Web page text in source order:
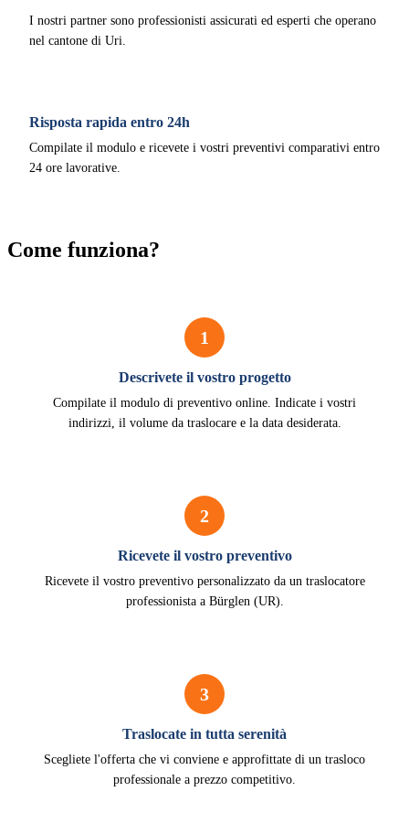
I nostri partner sono professionisti assicurati ed esperti che operano
nel cantone di Uri.
Risposta rapida entro 24h
Compilate il modulo e ricevete i vostri preventivi comparativi entro
24 ore lavorative.
Come funziona?
1
Descrivete il vostro progetto
Compilate il modulo di preventivo online. Indicate i vostri
indirizzi, il volume da traslocare e la data desiderata.
2
Ricevete il vostro preventivo
Ricevete il vostro preventivo personalizzato da un traslocatore
professionista a Bürglen (UR).
3
Traslocate in tutta serenità
Scegliete l'offerta che vi conviene e approfittate di un trasloco
professionale a prezzo competitivo.